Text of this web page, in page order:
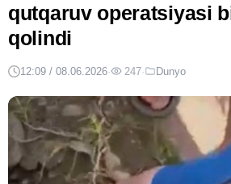
qutqaruv operatsiyasi
qolindi
12:09 / 08.06.2026· 247· Dunyo